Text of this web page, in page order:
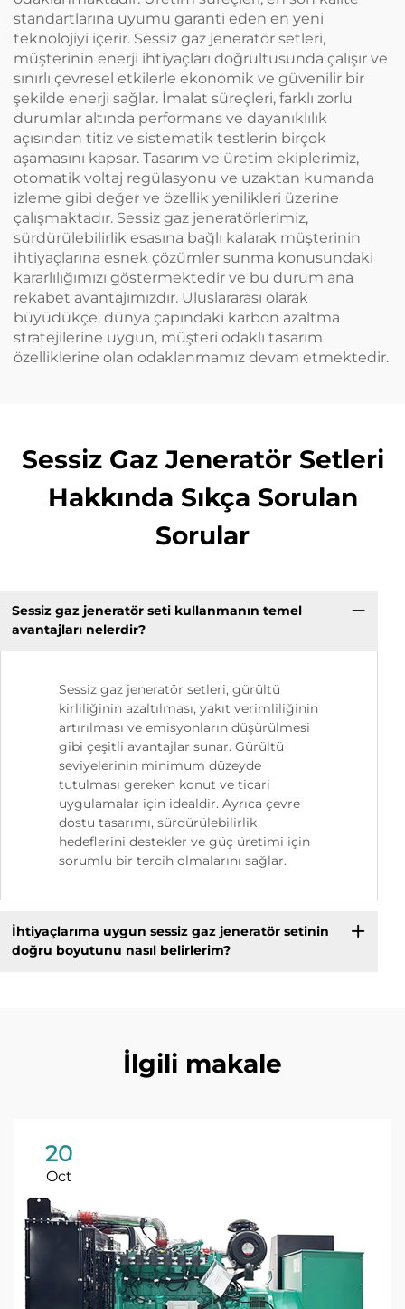
standartlarına uyumu garanti eden en yeni
teknolojiyi içerir. Sessiz gaz jeneratör setleri,
müşterinin enerji ihtiyaçları doğrultusunda çalışır ve
sınırlı çevresel etkilerle ekonomik ve güvenilir bir
şekilde enerji sağlar. İmalat süreçleri, farklı zorlu
durumlar altında performans ve dayanıklılık
açısından titiz ve sistematik testlerin birçok
aşamasını kapsar. Tasarım ve üretim ekiplerimiz,
otomatik voltaj regülasyonu ve uzaktan kumanda
izleme gibi değer ve özellik yenilikleri üzerine
çalışmaktadır. Sessiz gaz jeneratörlerimiz,
sürdürülebilirlik esasına bağlı kalarak müşterinin
ihtiyaçlarına esnek çözümler sunma konusundaki
kararlılığımızı göstermektedir ve bu durum ana
rekabet avantajımızdır. Uluslararası olarak
büyüdükçe, dünya çapındaki karbon azaltma
stratejilerine uygun, müşteri odaklı tasarım
özelliklerine olan odaklanmamız devam etmektedir.
Sessiz Gaz Jeneratör Setleri
Hakkında Sıkça Sorulan
Sorular
Sessiz gaz jeneratör seti kullanmanın temel
avantajları nelerdir?
Sessiz gaz jeneratör setleri, gürültü
kirliliğinin azaltılması, yakıt verimliliğinin
artırılması ve emisyonların düşürülmesi
gibi çeşitli avantajlar sunar. Gürültü
seviyelerinin minimum düzeyde
tutulması gereken konut ve ticari
uygulamalar için idealdir. Ayrıca çevre
dostu tasarımı, sürdürülebilirlik
hedeflerini destekler ve güç üretimi için
sorumlu bir tercih olmalarını sağlar.
İhtiyaçlarıma uygun sessiz gaz jeneratör setinin
doğru boyutunu nasıl belirlerim?
İlgili makale
20
Oct